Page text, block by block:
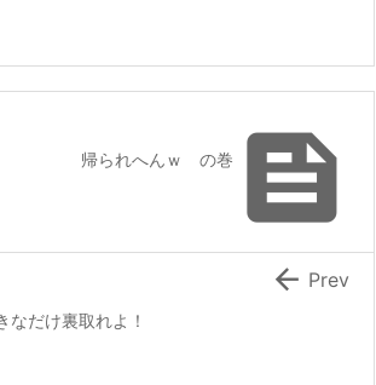

帰られへんｗ の巻
なだけ裏取れよ！
 Prev